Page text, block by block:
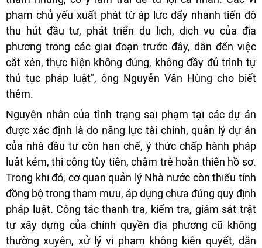
phạm chủ yếu xuất phát từ áp lực đẩy nhanh tiến độ
thu hút đầu tư, phát triển du lịch, dịch vụ của địa
phương trong các giai đoạn trước đây, dẫn đến việc
cắt xén, thực hiện không đúng, không đầy đủ trình tự
thủ tục pháp luật", ông Nguyễn Văn Hùng cho biết
thêm.
Nguyên nhân của tình trạng sai phạm tại các dự án
được xác định là do năng lực tài chính, quản lý dự án
của nhà đầu tư còn hạn chế, ý thức chấp hành pháp
luật kém, thi công tùy tiện, chậm trễ hoàn thiện hồ sơ.
Trong khi đó, cơ quan quản lý Nhà nước còn thiếu tính
đồng bộ trong tham mưu, áp dụng chưa đúng quy định
pháp luật. Công tác thanh tra, kiểm tra, giám sát trật
tự xây dựng của chính quyền địa phương cũ không
thường xuyên, xử lý vi phạm không kiên quyết, dẫn